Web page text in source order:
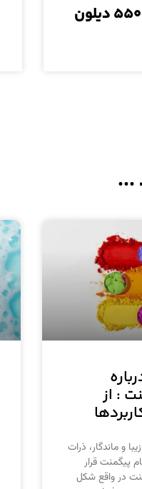
...
: از
و ماندگار، ذرات
پیگمنت قرار
در واقع شکل